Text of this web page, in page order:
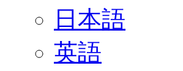
日本語
英語